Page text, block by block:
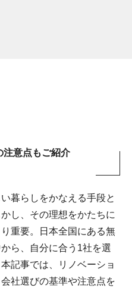
注意点もご紹介
暮らしをかなえる手段と
し、その理想をかたちに
重要。日本全国にある無
ら、自分に合う1社を選
記事では、リノベーショ
社選びの基準や注意点を